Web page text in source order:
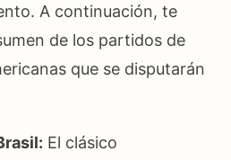
A continuación, te
de los partidos de
que se disputarán
El clásico